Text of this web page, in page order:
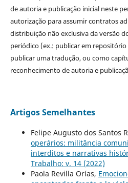
de autoria e publicação inicial neste
autorização para assumir contratos
distribuição não exclusiva da versão
periódico (ex.: publicar em
publicar uma tradução, ou como
reconhecimento de autoria e
Artigos Semelhantes
Felipe Augusto dos Santos
operários: militância
interditos e narrativas
Trabalho: v. 14 (2022)
Paola Revilla Orías,